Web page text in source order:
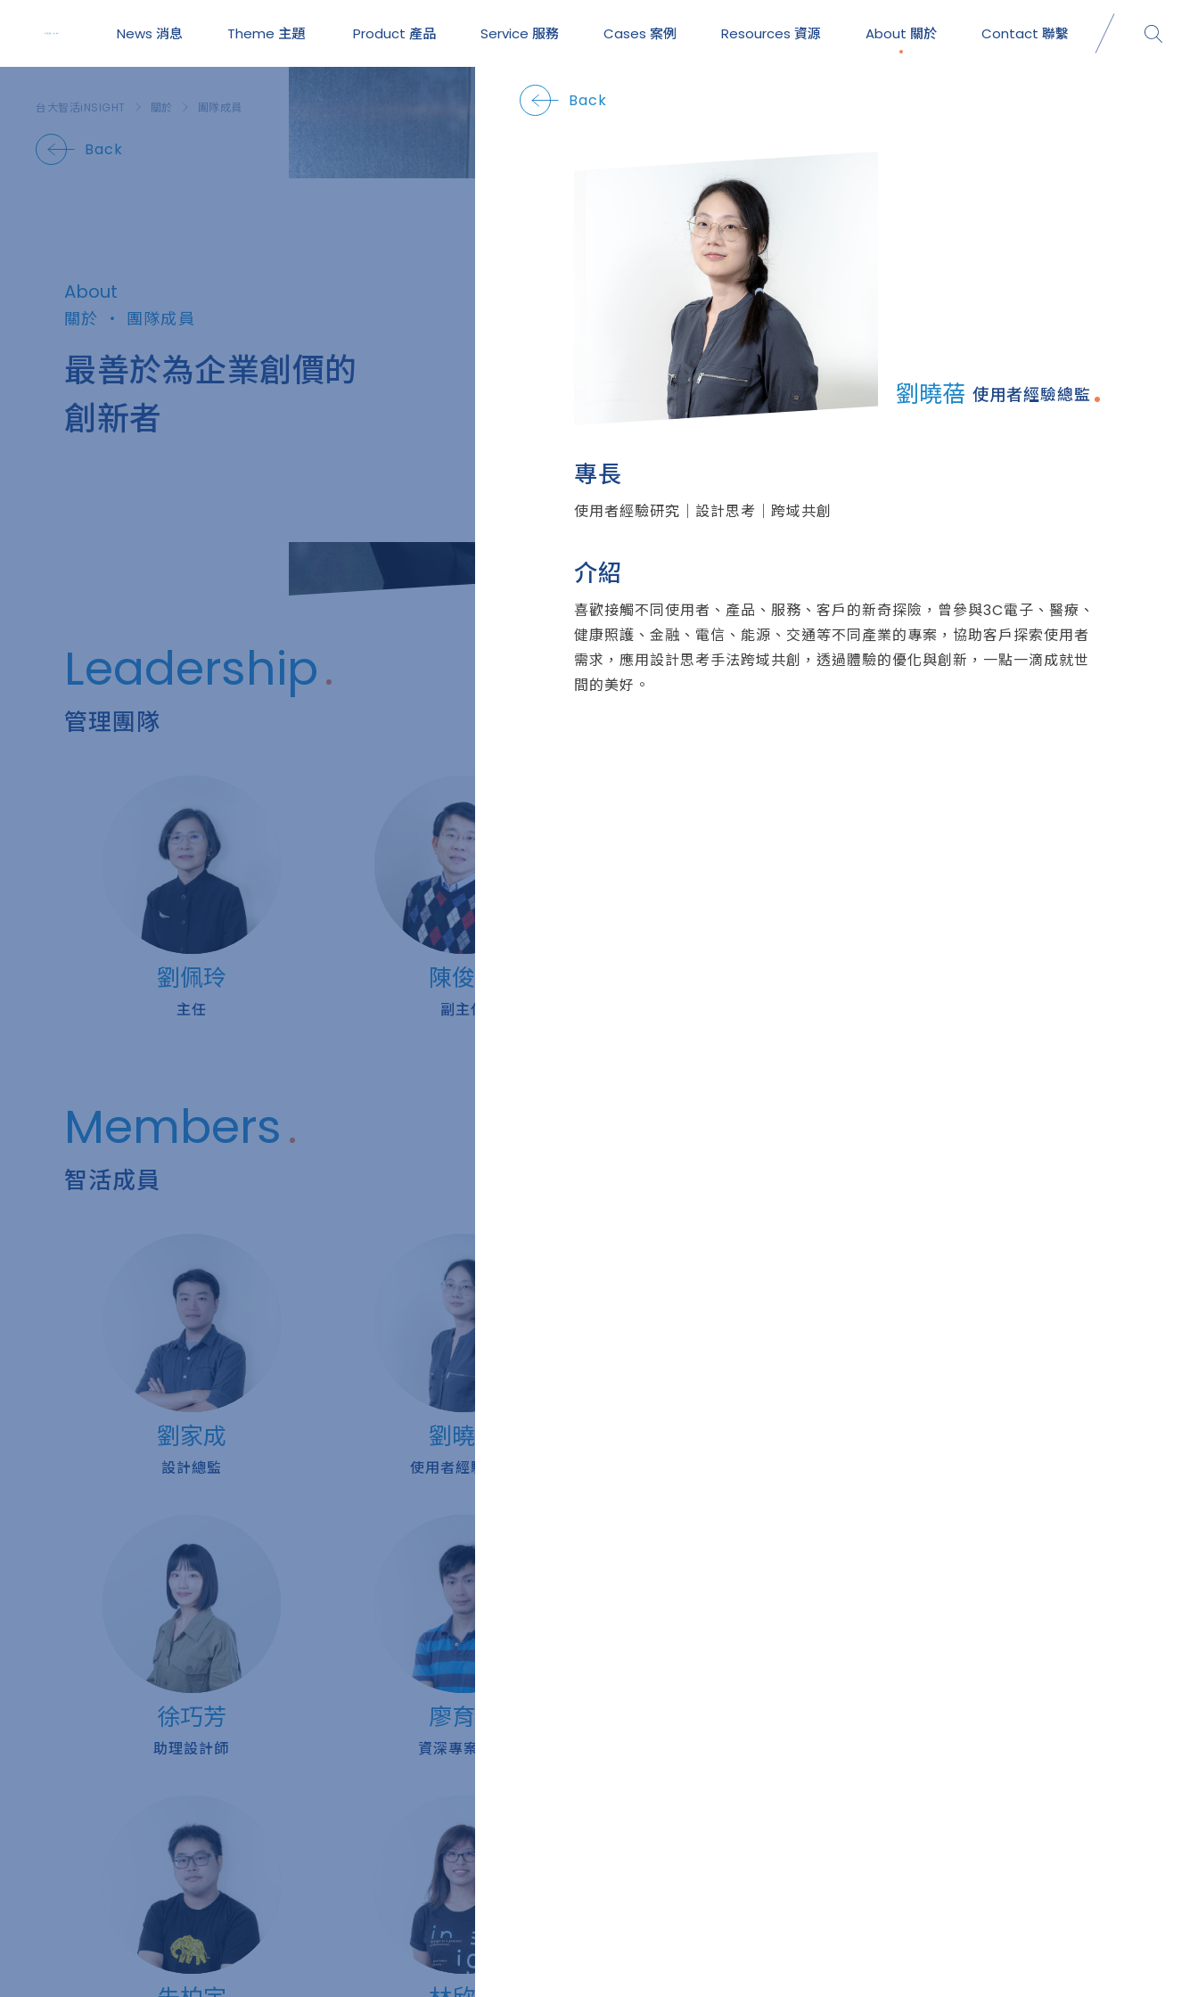
News 消息 Theme 主題 Product 產品 Service 服務 Cases 案例 Resources 資源 About 關於 Contact 聯繫
台大智活iNSIGHT 關於 團隊成員
Back
About
關於 ・ 團隊成員
最善於為企業創價的
創新者
Leadership
管理團隊
劉佩玲
主任
陳俊杉
副主任
Members
智活成員
劉家成
設計總監
劉曉蓓
使用者經驗總監
徐巧芳
助理設計師
廖育駿
資深專案經理
Back
劉曉蓓 使用者經驗總監
專長
使用者經驗研究｜設計思考｜跨域共創
介紹
喜歡接觸不同使用者、產品、服務、客戶的新奇探險，曾參與3C電子、醫療、
健康照護、金融、電信、能源、交通等不同產業的專案，協助客戶探索使用者
需求，應用設計思考手法跨域共創，透過體驗的優化與創新，一點一滴成就世
間的美好。